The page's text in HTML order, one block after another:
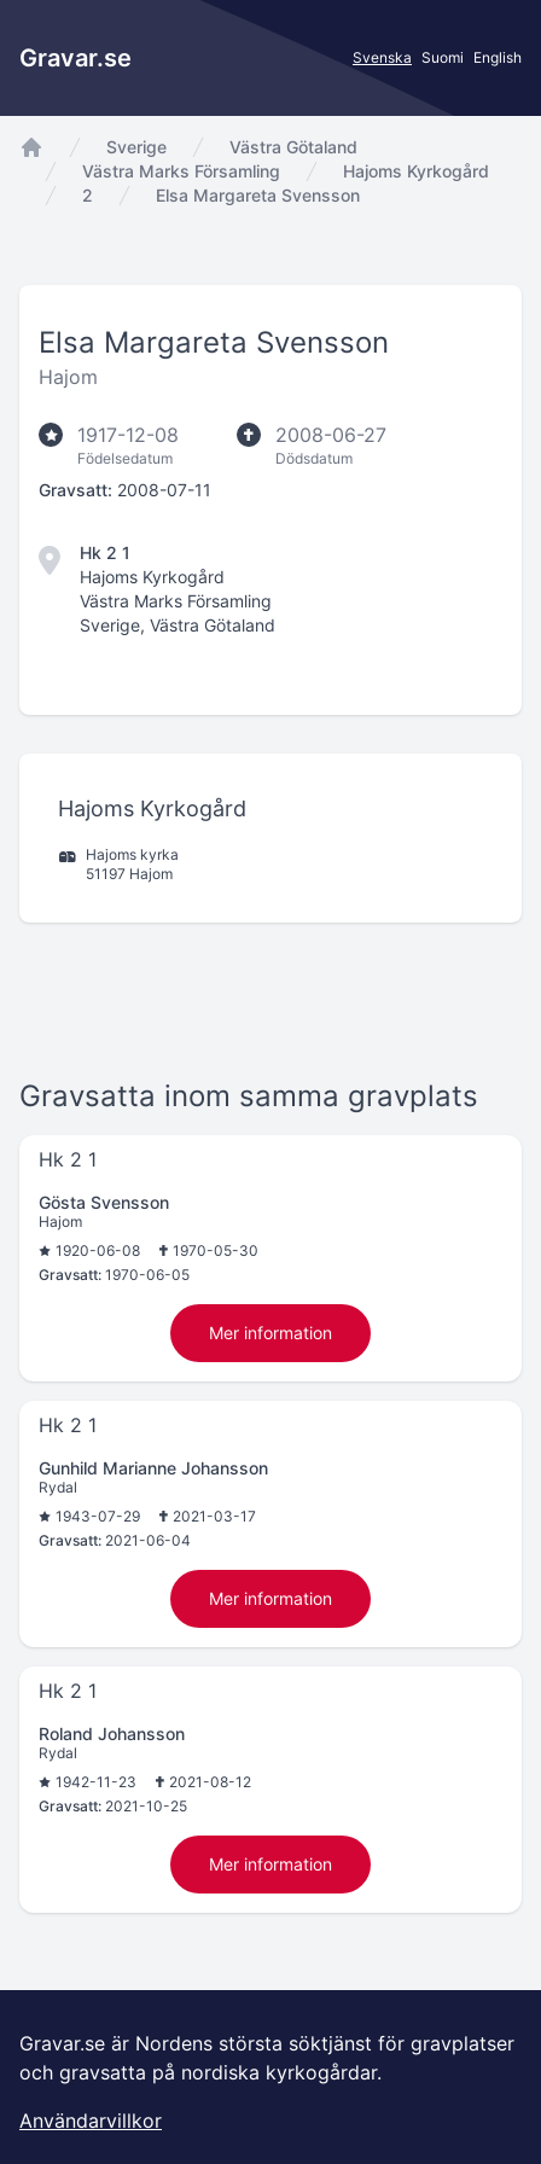
Gravar.se Svenska Suomi English
app.Start
Sverige
Västra Götaland
Västra Marks Församling
Hajoms Kyrkogård
2
Elsa Margareta Svensson
Elsa Margareta Svensson
Hajom
1917-12-08
Födelsedatum
2008-06-27
Dödsdatum
Gravsatt: 2008-07-11
Hk 2 1
Hajoms Kyrkogård
Västra Marks Församling
Sverige, Västra Götaland
Hajoms Kyrkogård
Hajoms kyrka
51197 Hajom
Gravsatta inom samma gravplats
Hk 2 1
Gösta Svensson
Hajom
1920-06-08
1970-05-30
Gravsatt: 1970-06-05
Mer information
Hk 2 1
Gunhild Marianne Johansson
Rydal
1943-07-29
2021-03-17
Gravsatt: 2021-06-04
Mer information
Hk 2 1
Roland Johansson
Rydal
1942-11-23
2021-08-12
Gravsatt: 2021-10-25
Mer information
Gravar.se är Nordens största söktjänst för gravplatser
och gravsatta på nordiska kyrkogårdar.
Användarvillkor